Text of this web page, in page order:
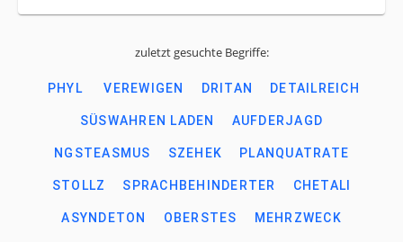
zuletzt gesuchte Begriffe:
PHYL VEREWIGEN DRITAN DETAILREICH
SÜSWAHREN LADEN AUFDERJAGD
NGSTEASMUS SZEHEK PLANQUATRATE
STOLLZ SPRACHBEHINDERTER CHETALI
ASYNDETON OBERSTES MEHRZWECK